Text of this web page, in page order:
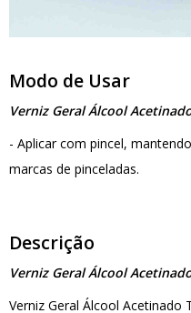
Modo de Usar
Verniz Geral Álcool
- Aplicar com pincel,
marcas de pinceladas.
Descrição
Verniz Geral Álcool
Verniz Geral Álcool Acetinado